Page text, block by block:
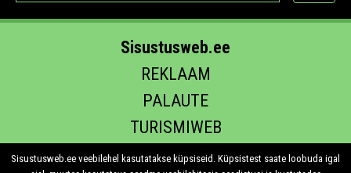
Sisustusweb.ee
REKLAAM
PALAUTE
TURISMIWEB
EHITUS.EE
Sisustusweb.ee veebilehel kasutatakse küpsiseid. Küpsistest saate loobuda igal